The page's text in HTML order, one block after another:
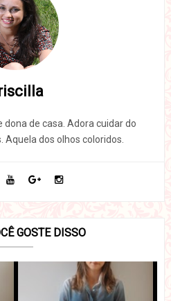
dona de casa. Adora cuidar do
Aquela dos olhos coloridos.
GOSTE DISSO